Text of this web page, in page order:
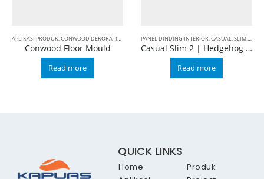
APLIKASI PRODUK,CONWOOD DEKORATIF , CONWOOD FIBER CEMENT,SKIRTING
Conwood Floor Mould
Read more
PANEL DINDING INTERIOR,CASUAL,SLIM 2 ,
Casual Slim 2 | Hedgehog Brown
Read more
QUICK LINKS
Home
Produk